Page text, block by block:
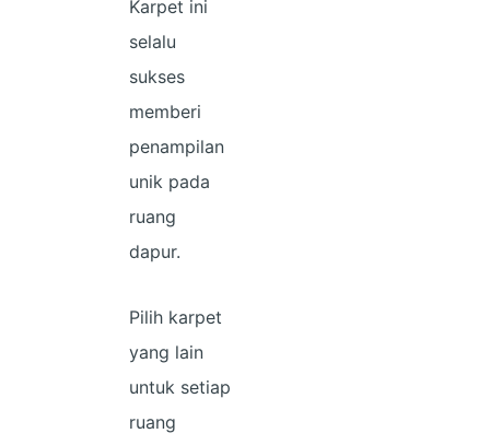
Karpet ini
selalu
sukses
memberi
penampilan
unik pada
ruang
dapur.
Pilih karpet
yang lain
untuk setiap
ruang